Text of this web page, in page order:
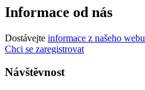
Informace od nás
Dostávejte informace z našeho webu
Chci se zaregistrovat
Návštěvnost